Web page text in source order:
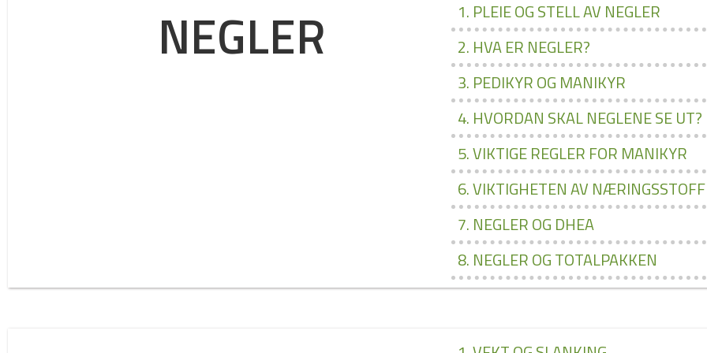
NEGLER
1. PLEIE OG STELL AV NEGLER
2. HVA ER NEGLER?
3. PEDIKYR OG MANIKYR
4. HVORDAN SKAL NEGLENE SE UT?
5. VIKTIGE REGLER FOR MANIKYR
6. VIKTIGHETEN AV
7. NEGLER OG DHEA
8. NEGLER OG TOTALPAKKEN